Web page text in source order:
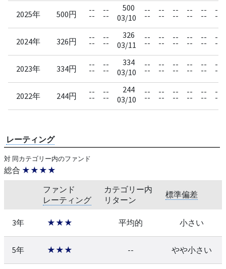
2025年 500円 --
--
--
--
500
03/10
--
--
--
--
--
--
--
--
--
--
--
--
2024年 326円 --
--
--
--
326
03/11
--
--
--
--
--
--
--
--
--
--
--
--
2023年 334円 --
--
--
--
334
03/10
--
--
--
--
--
--
--
--
--
--
--
--
2022年 244円 --
--
--
--
244
03/10
--
--
--
--
--
--
--
--
--
--
--
--
レーティング
対 同カテゴリー内のファンド
総合 ★★★★
ファンド
レーティング
カテゴリー内
リターン
標準偏差
3年 ★★★ 平均的 小さい
5年 ★★★ -- やや小さい